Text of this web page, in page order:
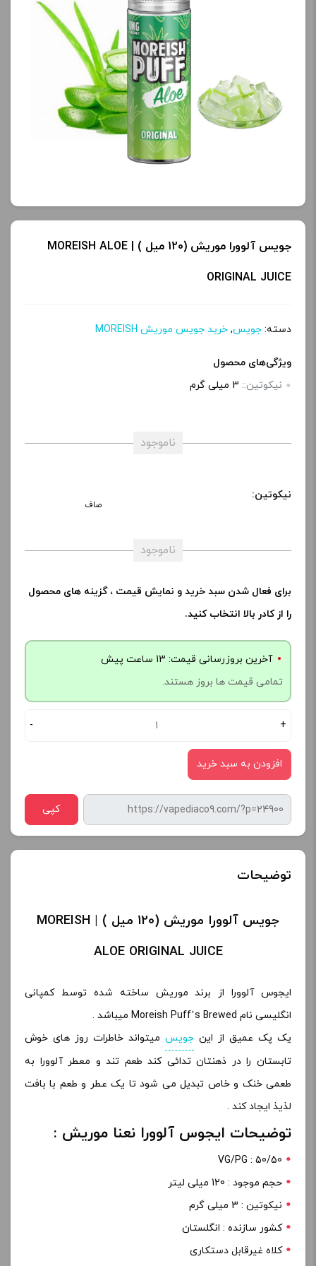
جویس آلوورا موریش (120 میل ) | MOREISH ALOE
ORIGINAL JUICE
دسته: جویس, خرید جویس موریش MOREISH
ویژگی‌های محصول
نیکوتین:: 3 میلی‌ گرم
ناموجود
نیکوتین:
صاف
ناموجود
برای فعال شدن سبد خرید و نمایش قیمت ، گزینه های محصول
را از کادر بالا انتخاب کنید.
آخرین بروزرسانی قیمت: 13 ساعت پیش
تمامی قیمت ها بروز هستند.
- +
افزودن به سبد خرید
کپی
توضیحات
جویس آلوورا موریش (120 میل ) | MOREISH
ALOE ORIGINAL JUICE
ایجوس آلوورا از برند موریش ساخته شده توسط کمپانی
انگلیسی نام Moreish Puff’s Brewed میباشد .
یک پک عمیق از این جویس میتواند خاطرات روز های خوش
تابستان را در ذهنتان تدائی کند طعم تند و معطر آلوورا به
طعمی خنک و خاص تبدیل می شود تا یک عطر و طعم با بافت
لذیذ ایجاد کند .
توضیحات ایجوس آلوورا نعنا موریش :
VG/PG : 50/50
حجم موجود : 120 میلی لیتر
نیکوتین : 3 میلی گرم
کشور سازنده : انگلستان
کلاه غیرقابل دستکاری